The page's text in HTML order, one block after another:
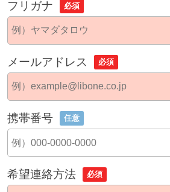
フリガナ 必須
メールアドレス 必須
携帯番号 任意
希望連絡方法 必須